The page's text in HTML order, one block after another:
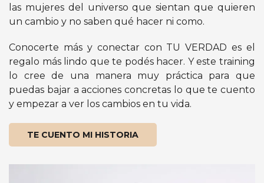
las mujeres del universo que sientan que quieren
un cambio y no saben qué hacer ni como.
Conocerte más y conectar con TU VERDAD es el
regalo más lindo que te podés hacer. Y este training
lo cree de una manera muy práctica para que
puedas bajar a acciones concretas lo que te cuento
y empezar a ver los cambios en tu vida.
TE CUENTO MI HISTORIA